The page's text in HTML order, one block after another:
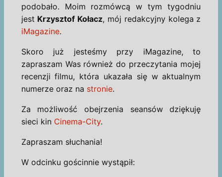
podobało. Moim rozmówcą w tym tygodniu
jest Krzysztof Kołacz, mój redakcyjny kolega z
iMagazine.
Skoro już jesteśmy przy iMagazine, to
zapraszam Was również do przeczytania mojej
recenzji filmu, która ukazała się w aktualnym
numerze oraz na stronie.
Za możliwość obejrzenia seansów dziękuję
sieci kin Cinema-City.
Zapraszam słuchania!
W odcinku gościnnie wystąpił: